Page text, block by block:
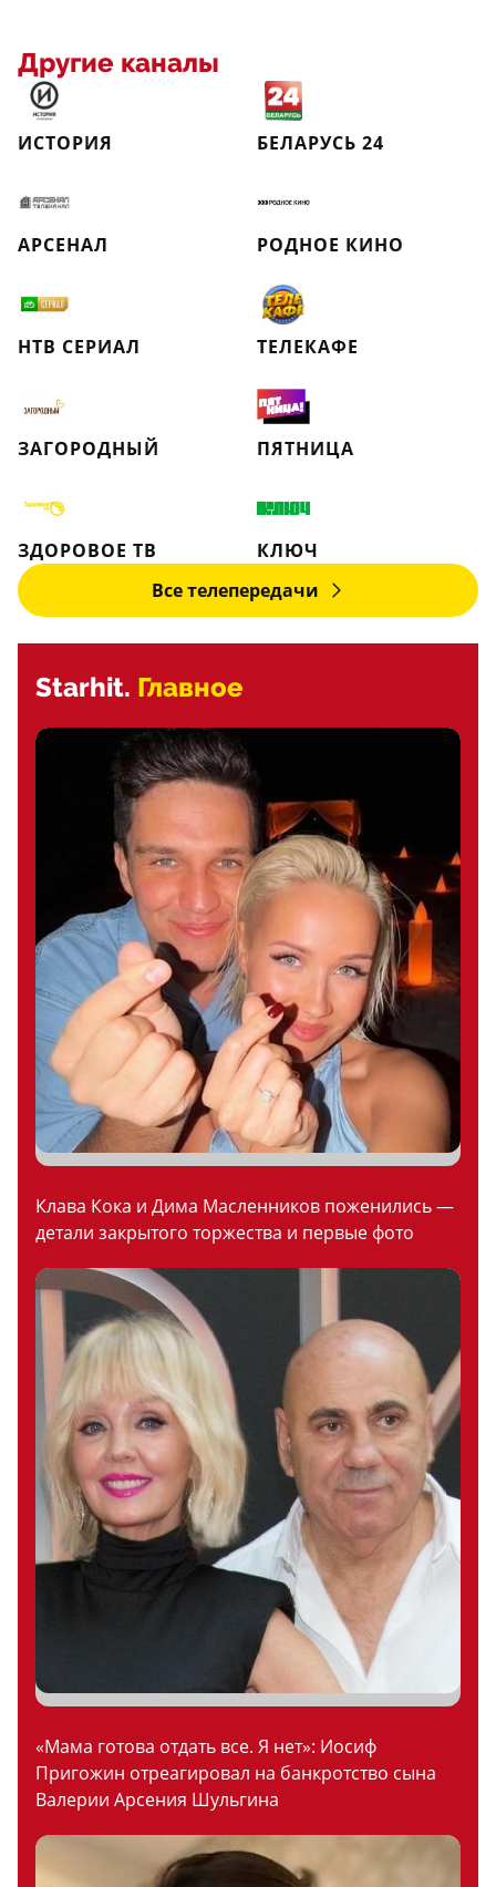
Другие каналы
ИСТОРИЯ БЕЛАРУСЬ 24
АРСЕНАЛ РОДНОЕ КИНО
НТВ СЕРИАЛ ТЕЛЕКАФЕ
ЗАГОРОДНЫЙ ПЯТНИЦА
ЗДОРОВОЕ ТВ
КЛЮЧ
Все телепередачи
Starhit. Главное
Клава Кока и Дима Масленников поженились —
детали закрытого торжества и первые фото
«Мама готова отдать все. Я нет»: Иосиф
Пригожин отреагировал на банкротство сына
Валерии Арсения Шульгина